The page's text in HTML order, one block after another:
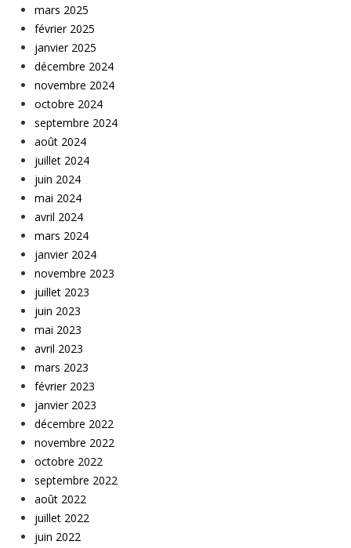
mars 2025
février 2025
janvier 2025
décembre 2024
novembre 2024
octobre 2024
septembre 2024
août 2024
juillet 2024
juin 2024
mai 2024
avril 2024
mars 2024
janvier 2024
novembre 2023
juillet 2023
juin 2023
mai 2023
avril 2023
mars 2023
février 2023
janvier 2023
décembre 2022
novembre 2022
octobre 2022
septembre 2022
août 2022
juillet 2022
juin 2022